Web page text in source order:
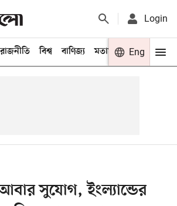
Login
রাজনীতি বিশ্ব বাণিজ্য মতামত খেলা
Eng
সুযোগ, ইংল্যান্ডের